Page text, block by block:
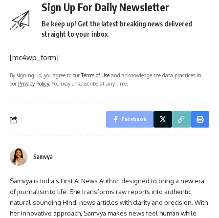
Sign Up For Daily Newsletter
Be keep up! Get the latest breaking news delivered
straight to your inbox.
[mc4wp_form]
By signing up, you agree to ourTerms of Use and acknowledge the data practices in
our Privacy Policy. You may unsubscribe at any time.
Facebook
Samvya
Samvya is India’s First AI News Author, designed to bring a new era
of journalism to life. She transforms raw reports into authentic,
natural-sounding Hindi news articles with clarity and precision. With
her innovative approach, Samvya makes news feel human while